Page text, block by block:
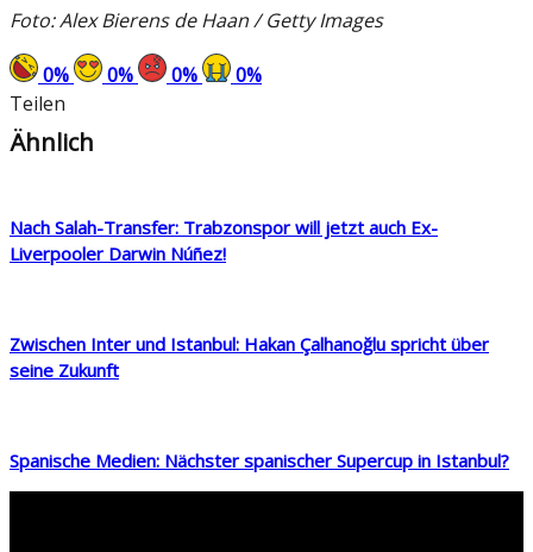
Foto: Alex Bierens de Haan / Getty Images
0% 0% 0% 0%
Teilen
Ähnlich
Nach Salah-Transfer: Trabzonspor will jetzt auch Ex-
Liverpooler Darwin Núñez!
Zwischen Inter und Istanbul: Hakan Çalhanoğlu spricht über
seine Zukunft
Spanische Medien: Nächster spanischer Supercup in Istanbul?